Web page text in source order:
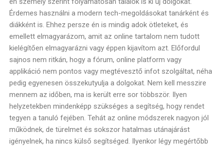
Érdemes használni a modern tech-megoldásokat tanárként és
diákként is. Ehhez persze én is mindig adok ötleteket, és
emellett elmagyarázom, amit az online tartalom nem tudott
kielégítően elmagyarázni vagy éppen kijavítom azt. Előfordul
sajnos nem ritkán, hogy a fórum, online platform vagy
applikáció nem pontos vagy megtévesztő infot szolgáltat, néha
pedig egyenesen összekutyulja a dolgokat. Nem kell messzire
mennem az időben, ma is került erre sor többször. Ilyen
helyzetekben mindenképp szükséges a segítség, hogy rendet
tegyen a tanuló fejében. Tehát az online módszerek nagyon jól
működnek, de türelmet és sokszor hatalmas utánajárást
igényelnek, ha nincs külső segítséged. Ilyenkor légy megértőbb